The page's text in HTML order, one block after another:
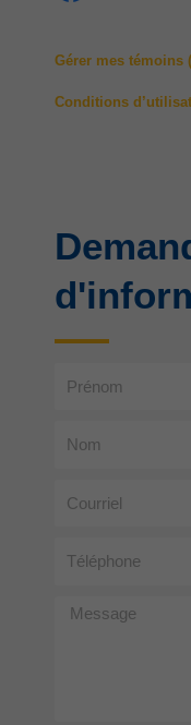
Gérer mes témoins
Conditions
Message